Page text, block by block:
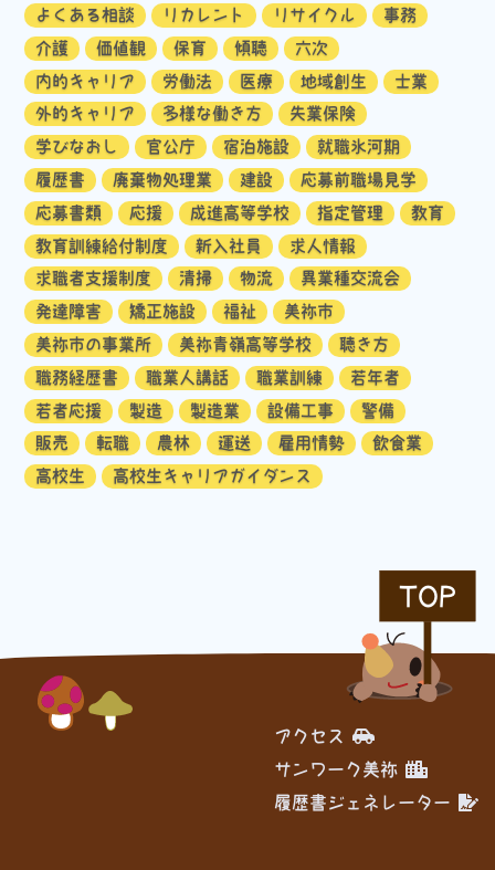
よくある相談
リカレント リサイクル
事務
介護
価値観 保育 傾聴
六次
内的キャリア
労働法 医療 地域創生
士業
外的キャリア
多様な働き方
失業保険
学びなおし
官公庁 宿泊施設
就職氷河期
履歴書
廃棄物処理業 建設
応募前職場見学
応募書類
応援 成進高等学校 指定管理
教育
教育訓練給付制度
新入社員
求人情報
求職者支援制度
清掃 物流
異業種交流会
発達障害
矯正施設 福祉
美祢市
美祢市の事業所
美祢青嶺高等学校
聴き方
職務経歴書
職業人講話 職業訓練
若年者
若者応援
製造 製造業 設備工事
警備
販売
転職 農林 運送 雇用情勢
飲食業
高校生
高校生キャリアガイダンス
TOP
アクセス
サンワーク美祢
履歴書ジェネレーター